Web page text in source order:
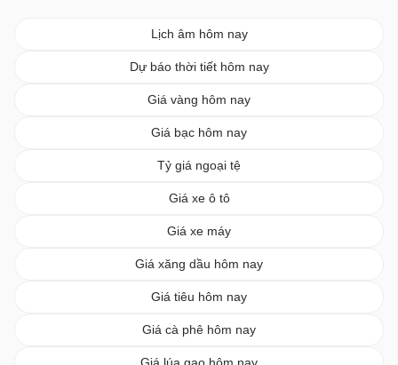
Lịch âm hôm nay
Dự báo thời tiết hôm nay
Giá vàng hôm nay
Giá bạc hôm nay
Tỷ giá ngoại tệ
Giá xe ô tô
Giá xe máy
Giá xăng dầu hôm nay
Giá tiêu hôm nay
Giá cà phê hôm nay